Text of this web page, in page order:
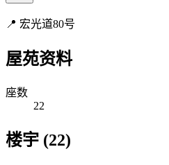
📍 宏光道80号
屋苑资料
座数
22
楼宇 (22)